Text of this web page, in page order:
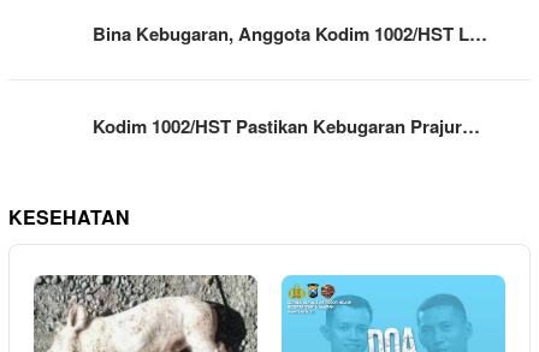
Bina Kebugaran, Anggota Kodim 1002/HST L…
Kodim 1002/HST Pastikan Kebugaran Prajur…
KESEHATAN